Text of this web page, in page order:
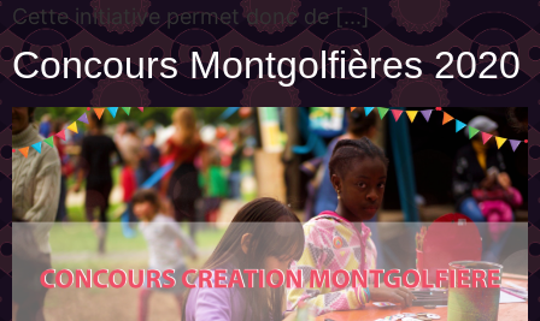
Cette initiative permet donc de [...]
Concours Montgolfières 2020